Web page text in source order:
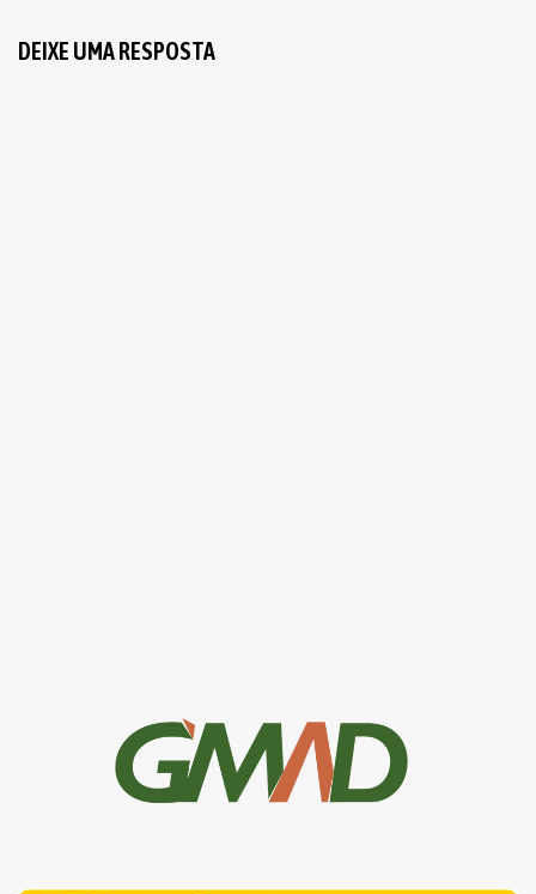
DEIXE UMA RESPOSTA